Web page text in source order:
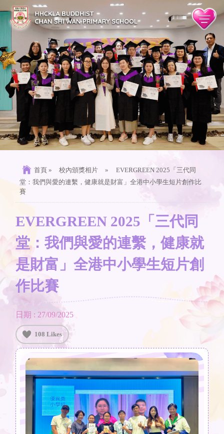
首頁 » 校內頒獎相片 »
EVERGREEN 2025「三代同
堂：我們與愛的連繫，健康就是財富」全港中小學生短片創作比
賽
EVERGREEN 2025「三代同
堂：我們與愛的連繫，健康就
是財富」全港中小學生短片創
作比賽
日期 : 27/09/2025
108 Likes